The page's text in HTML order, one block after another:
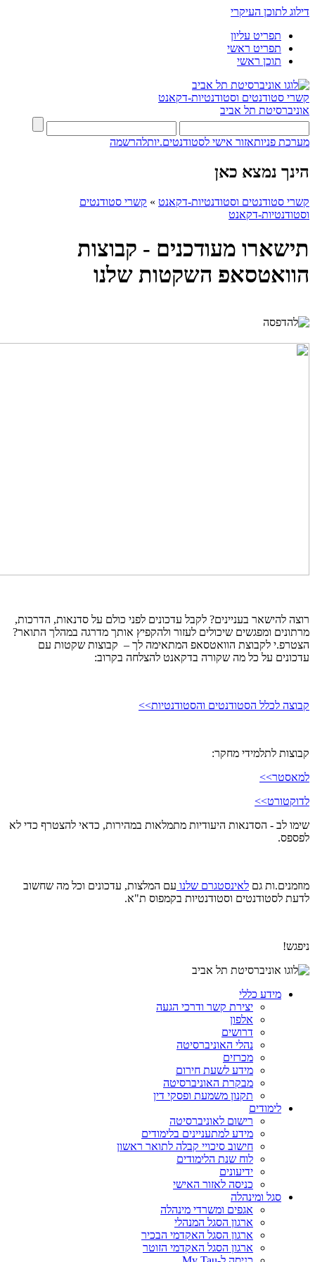
דילוג לתוכן העיקרי
תפריט עליון
תפריט ראשי
תוכן ראשי
קשרי סטודנטים וסטודנטיות-דקאנט
אוניברסיטת תל אביב
מערכת פניותאזור אישי לסטודנטים.יותלהרשמה
הינך נמצא כאן
קשרי סטודנטים וסטודנטיות-דקאנט » קשרי סטודנטים
וסטודנטיות-דקאנט
תישארו מעודכנים - קבוצות
הוואטסאפ השקטות שלנו
רוצה להישאר בעניינים? לקבל עדכונים לפני כולם על סדנאות, הדרכות,
מרתונים ומפגשים שיכולים לעזור ולהקפיץ אותך מדרגה במהלך התואר?
הצטרפ.י לקבוצת הוואטסאפ המתאימה לך – קבוצות שקטות עם
עדכונים על כל מה שקורה בדקאנט להצלחה בקרוב:
קבוצה לכלל הסטודנטים והסטודנטיות>>
קבוצות לתלמידי מחקר:
למאסטר>>
לדוקטורט>>
שימו לב - הסדנאות היעודיות מתמלאות במהירות, כדאי להצטרף כדי לא
לפספס.
מוזמנים.ות גם לאינסטגרם שלנו עם המלצות, עדכונים וכל מה שחשוב
לדעת לסטודנטים וסטודנטיות בקמפוס ת"א.
ניפגש!
מידע כללי
יצירת קשר ודרכי הגעה
אלפון
דרושים
נהלי האוניברסיטה
מכרזים
מידע לשעת חירום
מבקרת האוניברסיטה
תקנון משמעת ופסקי דין
לימודים
רישום לאוניברסיטה
מידע למתעניינים בלימודים
חישוב סיכויי קבלה לתואר ראשון
לוח שנת הלימודים
ידיעונים
כניסה לאזור האישי
סגל ומינהלה
אגפים ומשרדי מינהלה
ארגון הסגל המנהלי
ארגון הסגל האקדמי הבכיר
ארגון הסגל האקדמי הזוטר